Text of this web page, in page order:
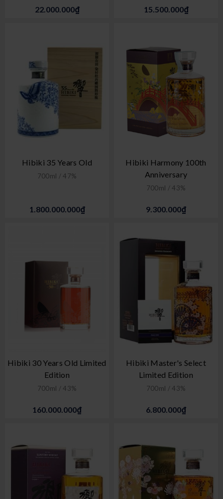
22.000.000₫ 15.500.000₫
Hibiki 35 Years Old
700ml / 47%
1.800.000.000₫
Hibiki Harmony 100th
Anniversary
700ml / 43%
9.300.000₫
Hibiki 30 Years Old Limited
Edition
700ml / 43%
160.000.000₫
Hibiki Master's Select
Limited Edition
700ml / 43%
6.800.000₫